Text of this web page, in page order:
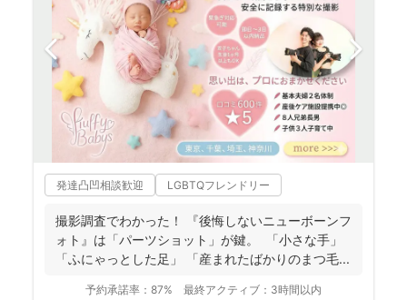
発達凸凹相談歓迎 LGBTQフレンドリー
撮影調査でわかった！ 『後悔しないニューボーンフ
ォト』は「パーツショット」が鍵。 「小さな手」
「ふにゃっとした足」 「産まれたばかりのまつ毛...
予約承諾率： 87% 最終アクティブ： 3時間以内